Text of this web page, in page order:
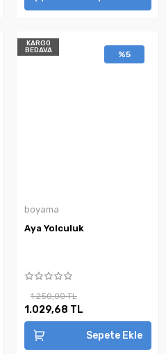
KARGO
BEDAVA
%5
boyama
Aya Yolculuk
1.250,00 TL
1.029,68 TL
Sepete Ekle